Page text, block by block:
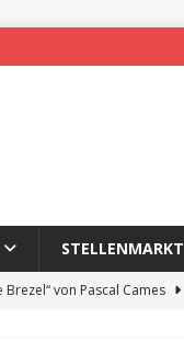
STELLENMARKT
Brezel“ von Pascal Cames